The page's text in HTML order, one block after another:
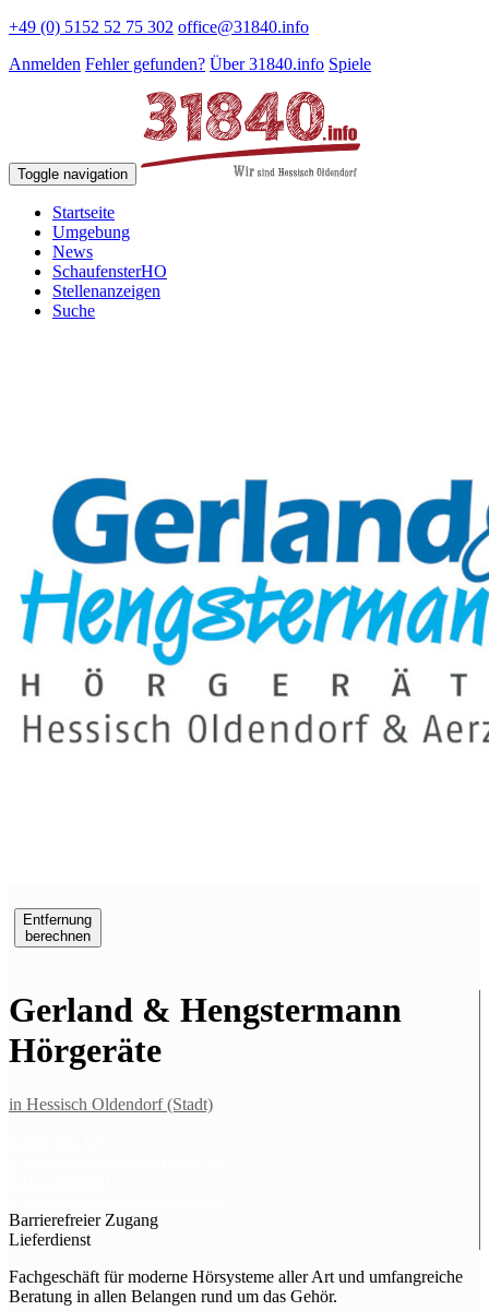
+49 (0) 5152 52 75 302 office@31840.info
Anmelden Fehler gefunden? Über 31840.info Spiele
Toggle navigation
Startseite
Umgebung
News
SchaufensterHO
Stellenanzeigen
Suche
Entfernung
berechnen
Gerland & Hengstermann
Hörgeräte
in Hessisch Oldendorf (Stadt)
Barrierefreier Zugang
Lieferdienst
Fachgeschäft für moderne Hörsysteme aller Art und umfangreiche
Beratung in allen Belangen rund um das Gehör.